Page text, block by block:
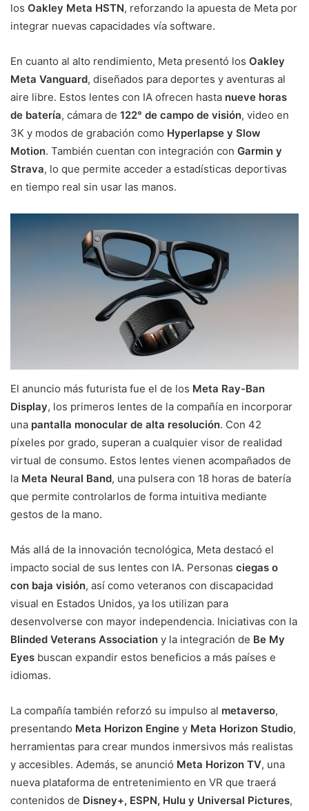
los Oakley Meta HSTN, reforzando la apuesta de Meta por
integrar nuevas capacidades vía software.
En cuanto al alto rendimiento, Meta presentó los Oakley
Meta Vanguard, diseñados para deportes y aventuras al
aire libre. Estos lentes con IA ofrecen hasta nueve horas
de batería, cámara de 122° de campo de visión, video en
3K y modos de grabación como Hyperlapse y Slow
Motion. También cuentan con integración con Garmin y
Strava, lo que permite acceder a estadísticas deportivas
en tiempo real sin usar las manos.
El anuncio más futurista fue el de los Meta Ray-Ban
Display, los primeros lentes de la compañía en incorporar
una pantalla monocular de alta resolución. Con 42
píxeles por grado, superan a cualquier visor de realidad
virtual de consumo. Estos lentes vienen acompañados de
la Meta Neural Band, una pulsera con 18 horas de batería
que permite controlarlos de forma intuitiva mediante
gestos de la mano.
Más allá de la innovación tecnológica, Meta destacó el
impacto social de sus lentes con IA. Personas ciegas o
con baja visión, así como veteranos con discapacidad
visual en Estados Unidos, ya los utilizan para
desenvolverse con mayor independencia. Iniciativas con la
Blinded Veterans Association y la integración de Be My
Eyes buscan expandir estos beneficios a más países e
idiomas.
La compañía también reforzó su impulso al metaverso,
presentando Meta Horizon Engine y Meta Horizon Studio,
herramientas para crear mundos inmersivos más realistas
y accesibles. Además, se anunció Meta Horizon TV, una
nueva plataforma de entretenimiento en VR que traerá
contenidos de Disney+, ESPN, Hulu y Universal Pictures,